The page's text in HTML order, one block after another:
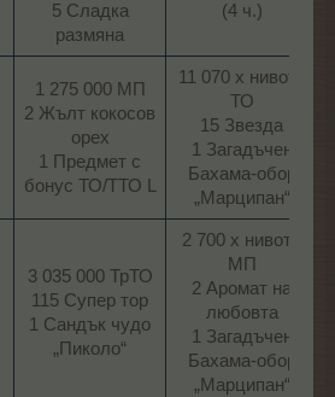
5 Сладка
размяна​
(4 ч.)​
1 275 000 МП
2 Жълт кокосов
орех
1 Предмет с
бонус ТО/ТТО L​
11 070 х нивото
ТО
15 Звезда
1 Загадъчен
Бахама-обор
„Марципан“​
3 035 000 ТрТО
115 Супер тор
1 Сандък чудо
„Пиколо“​
2 700 х нивото
МП
2 Аромат на
любовта
1 Загадъчен
Бахама-обор
„Марципан“​